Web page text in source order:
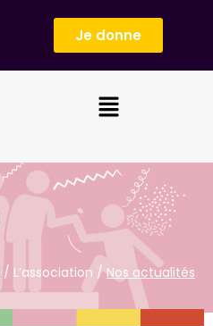
Je donne
/ L’association /Nos actualités